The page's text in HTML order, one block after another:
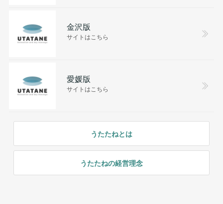
金沢版
サイトはこちら
愛媛版
サイトはこちら
うたたねとは
うたたねの経営理念